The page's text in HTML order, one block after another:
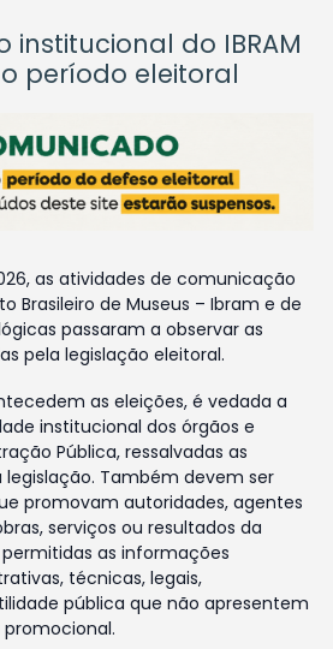
institucional do IBRAM
período eleitoral
as atividades de comunicação
Brasileiro de Museus – Ibram e de
passaram a observar as
pela legislação eleitoral.
as eleições, é vedada a
institucional dos órgãos e
Pública, ressalvadas as
legislação. Também devem ser
promovam autoridades, agentes
serviços ou resultados da
as informações
técnicas, legais,
pública que não apresentem